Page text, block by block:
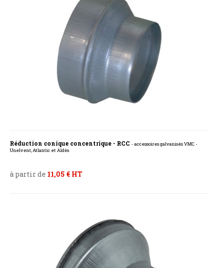
Réduction conique concentrique - RCC - accessoires galvanisés VMC -
Unelvent, Atlantic et Aldès
à partir de 11,05 € HT